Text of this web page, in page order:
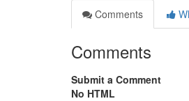
Comments
Comments
Submit a Comment
No HTML